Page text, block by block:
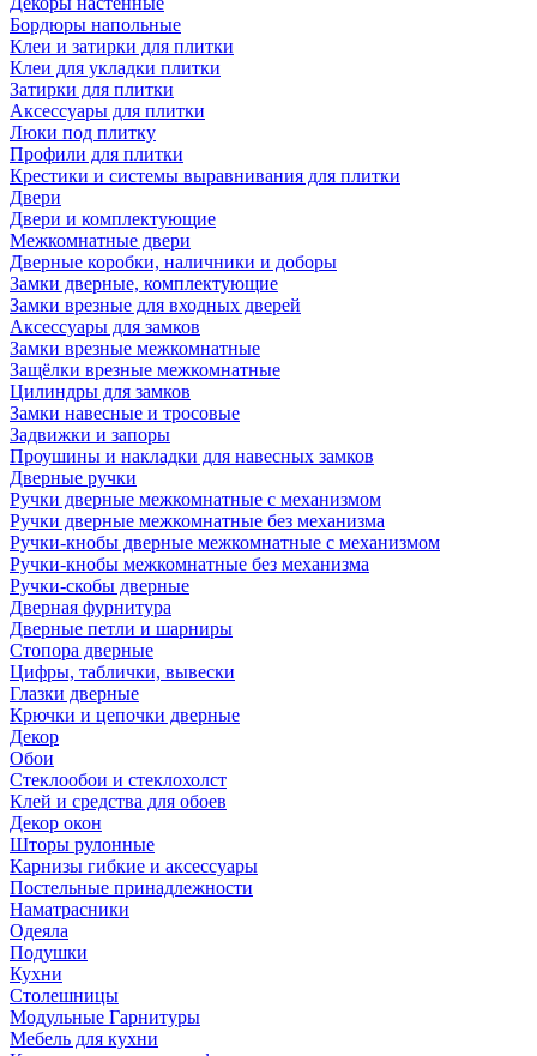
Бордюры напольные
Клеи и затирки для плитки
Клеи для укладки плитки
Затирки для плитки
Аксессуары для плитки
Люки под плитку
Профили для плитки
Крестики и системы выравнивания для плитки
Двери
Двери и комплектующие
Межкомнатные двери
Дверные коробки, наличники и доборы
Замки дверные, комплектующие
Замки врезные для входных дверей
Аксессуары для замков
Замки врезные межкомнатные
Защёлки врезные межкомнатные
Цилиндры для замков
Замки навесные и тросовые
Задвижки и запоры
Проушины и накладки для навесных замков
Дверные ручки
Ручки дверные межкомнатные с механизмом
Ручки дверные межкомнатные без механизма
Ручки-кнобы дверные межкомнатные с механизмом
Ручки-кнобы межкомнатные без механизма
Ручки-скобы дверные
Дверная фурнитура
Дверные петли и шарниры
Стопора дверные
Цифры, таблички, вывески
Глазки дверные
Крючки и цепочки дверные
Декор
Обои
Стеклообои и стеклохолст
Клей и средства для обоев
Декор окон
Шторы рулонные
Карнизы гибкие и аксессуары
Постельные принадлежности
Наматрасники
Одеяла
Подушки
Кухни
Столешницы
Модульные Гарнитуры
Мебель для кухни